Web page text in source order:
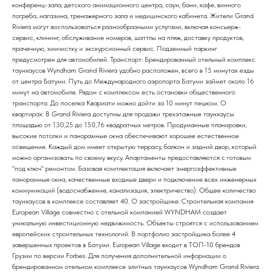
конференц-зала, детского анимационного центра, саун, бани, кафе, винного
погреба, магазина, тренажерного зала и медицинского кабинета. Жители Grand
Riviera могут воспользоваться разнообразными услугами, включая консьерж-
сервис, клининг, обслуживание номеров, шаттлы на пляж, доставку продуктов,
прачечную, химчистку и экскурсионный сервис. Подземный паркинг
предусмотрен для автомобилей. Транспорт: Брендированный отельный комплекс
таунхаусов Wyndham Grand Riviera удобно расположен, всего в 15 минутах езды
от центра Батуми. Путь до Международного аэропорта Батуми займет около 16
минут на автомобиле. Рядом с комплексом есть остановки общественного
транспорта. До поселка Квариати можно дойти за 10 минут пешком. О
квартирах: В Grand Riviera доступны для продажи трехэтажные таунхаусы
площадью от 130,25 до 150,76 квадратных метров. Продуманные планировки,
высокие потолки и панорамные окна обеспечивают хорошее естественное
освещение. Каждый дом имеет открытую террасу, балкон и задний двор, который
можно организовать по своему вкусу. Апартаменты предоставляются с готовым
"под ключ" ремонтом. Базовая комплектация включает энергоэффективные
панорамные окна, качественные входные двери и подключение всех инженерных
коммуникаций (водоснабжение, канализация, электричество). Общее количество
таунхаусов в комплексе составляет 40. О застройщике: Строительная компания
European Village совместно с отельной компанией WYNDHAM создает
уникальную инвестиционную недвижимость. Объекты строятся с использованием
европейских строительных технологий. В портфолио застройщика более 4
завершенных проектов в Батуми. European Village входит в ТОП-10 брендов
Грузии по версии Forbes. Для получения дополнительной информации о
брендированном отельном комплексе элитных таунхаусов Wyndham Grand Riviera